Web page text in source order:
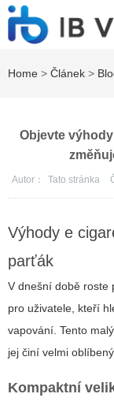
Home > Článek >
Objevte
Autor： Tato stránka
Výhody e
parťák
V dnešní době roste
pro uživatele, kteří
vapování. Tento
jej činí velmi
Kompaktní